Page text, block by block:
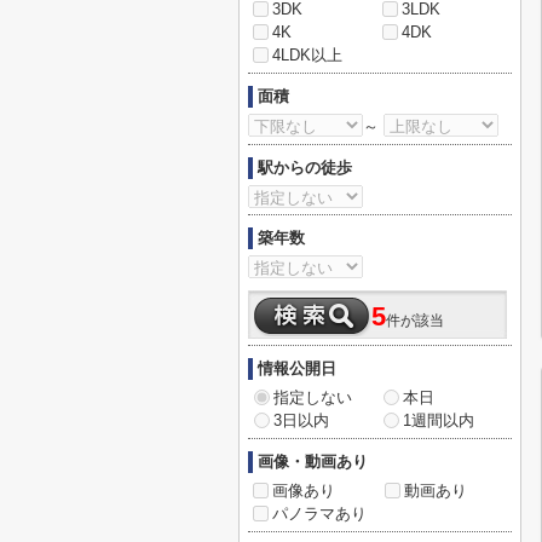
3DK
3LDK
4K
4DK
4LDK以上
面積
～
駅からの徒歩
築年数
5件が該当
情報公開日
指定しない
本日
3日以内
1週間以内
画像・動画あり
画像あり
動画あり
パノラマあり